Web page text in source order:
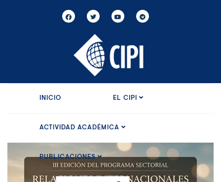
INICIO EL CIPI
ACTIVIDAD ACADÉMICA
PUBLICACIONES